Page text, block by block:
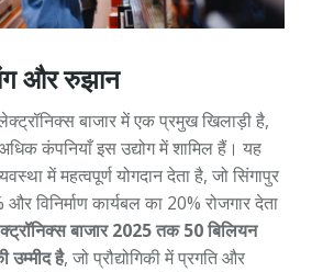
और रुझान
बाजार में एक प्रमुख खिलाड़ी है,
कंपनियाँ इस उद्योग में शामिल हैं। यह
में महत्वपूर्ण योगदान देता है, जो सिंगापुर
विनिर्माण कार्यबल का 20% रोजगार देता
बाजार 2025 तक 50 बिलियन
उम्मीद है, जो प्रौद्योगिकी में प्रगति और